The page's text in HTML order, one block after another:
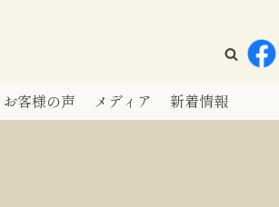
お客様の声 メディア 新着情報